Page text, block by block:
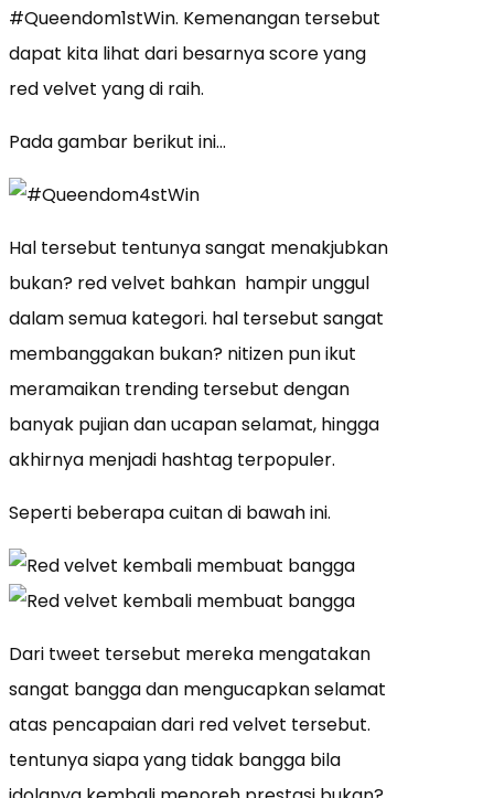
#Queendom1stWin. Kemenangan tersebut
dapat kita lihat dari besarnya score yang
red velvet yang di raih.
Pada gambar berikut ini…
Hal tersebut tentunya sangat menakjubkan
bukan? red velvet bahkan hampir unggul
dalam semua kategori. hal tersebut sangat
membanggakan bukan? nitizen pun ikut
meramaikan trending tersebut dengan
banyak pujian dan ucapan selamat, hingga
akhirnya menjadi hashtag terpopuler.
Seperti beberapa cuitan di bawah ini.
Dari tweet tersebut mereka mengatakan
sangat bangga dan mengucapkan selamat
atas pencapaian dari red velvet tersebut.
tentunya siapa yang tidak bangga bila